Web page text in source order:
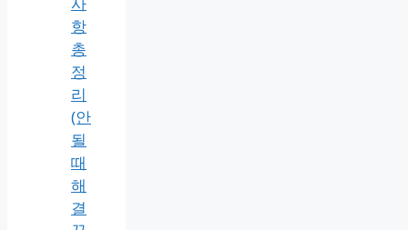
항
총
정
리
(안
될
때
해
결